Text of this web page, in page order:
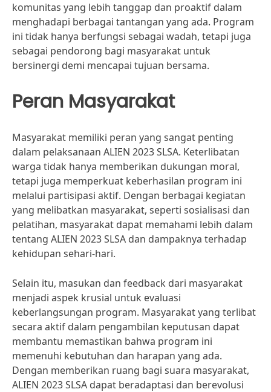
komunitas yang lebih tanggap dan proaktif dalam
menghadapi berbagai tantangan yang ada. Program
ini tidak hanya berfungsi sebagai wadah, tetapi juga
sebagai pendorong bagi masyarakat untuk
bersinergi demi mencapai tujuan bersama.
Peran Masyarakat
Masyarakat memiliki peran yang sangat penting
dalam pelaksanaan ALIEN 2023 SLSA. Keterlibatan
warga tidak hanya memberikan dukungan moral,
tetapi juga memperkuat keberhasilan program ini
melalui partisipasi aktif. Dengan berbagai kegiatan
yang melibatkan masyarakat, seperti sosialisasi dan
pelatihan, masyarakat dapat memahami lebih dalam
tentang ALIEN 2023 SLSA dan dampaknya terhadap
kehidupan sehari-hari.
Selain itu, masukan dan feedback dari masyarakat
menjadi aspek krusial untuk evaluasi
keberlangsungan program. Masyarakat yang terlibat
secara aktif dalam pengambilan keputusan dapat
membantu memastikan bahwa program ini
memenuhi kebutuhan dan harapan yang ada.
Dengan memberikan ruang bagi suara masyarakat,
ALIEN 2023 SLSA dapat beradaptasi dan berevolusi